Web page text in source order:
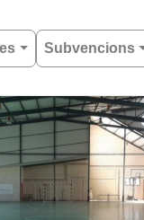
Subvencions